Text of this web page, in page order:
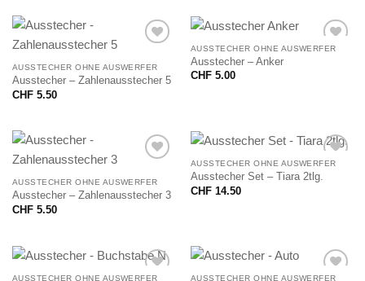
AUSSTECHER OHNE AUSWERFER
Ausstecher – Zahlenausstecher 5
CHF5.50
AUSSTECHER OHNE AUSWERFER
Ausstecher – Anker
CHF5.00
AUSSTECHER OHNE AUSWERFER
Ausstecher – Zahlenausstecher 3
CHF5.50
AUSSTECHER OHNE AUSWERFER
Ausstecher Set – Tiara 2tlg.
CHF14.50
AUSSTECHER OHNE AUSWERFER AUSSTECHER OHNE AUSWERFER